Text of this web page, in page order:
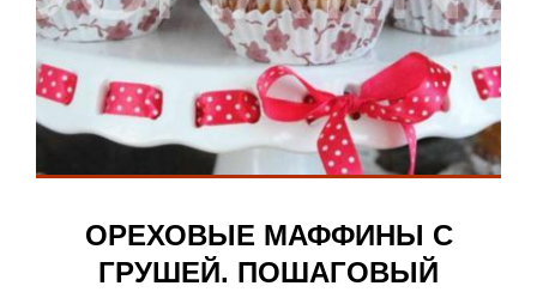
ОРЕХОВЫЕ МАФФИНЫ С
ГРУШЕЙ. ПОШАГОВЫЙ